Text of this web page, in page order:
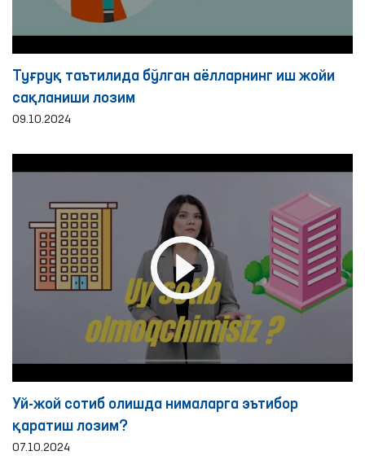
Туғруқ таътилида бўлган аёлларнинг иш жойи
сақланиши лозим
09.10.2024
Уй-жой сотиб олишда нималарга эътибор
қаратиш лозим?
07.10.2024